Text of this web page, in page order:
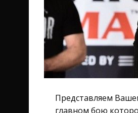
Представляем
главном бою